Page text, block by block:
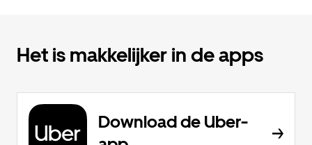
Het is makkelijker in de apps
Download de Uber-